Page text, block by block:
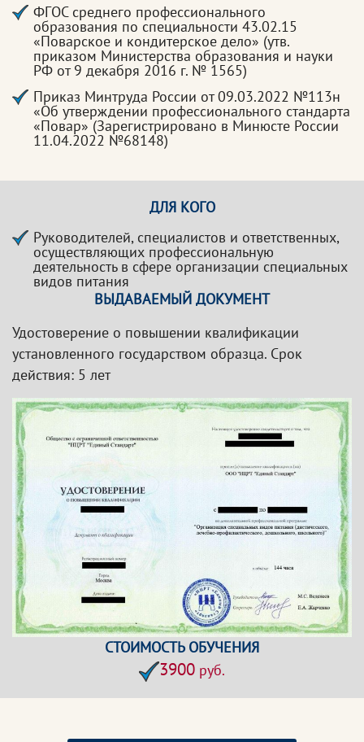
ФГОС среднего профессионального
образования по специальности 43.02.15
«Поварское и кондитерское дело» (утв.
приказом Министерства образования и науки
РФ от 9 декабря 2016 г. № 1565)
Приказ Минтруда России от 09.03.2022 №113н
«Об утверждении профессионального стандарта
«Повар» (Зарегистрировано в Минюсте России
11.04.2022 №68148)
ДЛЯ КОГО
Руководителей, специалистов и ответственных,
осуществляющих профессиональную
деятельность в сфере организации специальных
видов питания
ВЫДАВАЕМЫЙ ДОКУМЕНТ
Удостоверение о повышении квалификации
установленного государством образца. Срок
действия: 5 лет
СТОИМОСТЬ ОБУЧЕНИЯ
3900 руб.